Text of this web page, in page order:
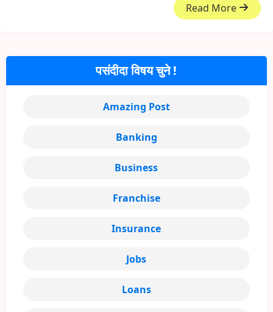
Read More
पसंदीदा विषय चुने !
Amazing Post
Banking
Business
Franchise
Insurance
Jobs
Loans